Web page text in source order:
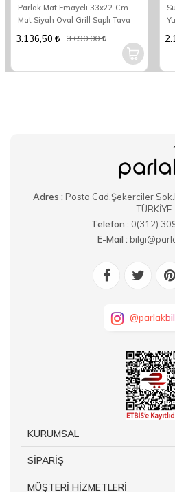
Parlak Mat Emayeli 33x22 Cm
Mat Siyah Oval Grill Saplı Tava
3.136,50 3.690,00
Adres : Posta Cad.Şekerciler
TÜRKİYE
Telefon : 0(312)
E-Mail :
KURUMSAL
SİPARİŞ
MÜŞTERİ HİZMETLERİ